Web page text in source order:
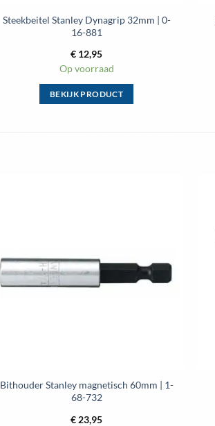
Steekbeitel Stanley Dynagrip 32mm | 0-
16-881
€ 12,95
Op voorraad
BEKIJK PRODUCT
op
de
Bithouder Stanley magnetisch 60mm | 1-
68-732
€ 23,95